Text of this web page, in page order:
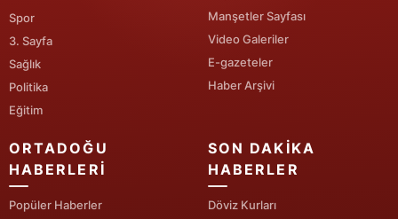
Karaman
Şırnak
Bartın
Spor
3. Sayfa
Sağlık
Politika
Eğitim
Manşetler Sayfası
Video Galeriler
E-gazeteler
Haber Arşivi
ORTADOĞU
HABERLERI
Popüler Haberler
SON DAKIKA
HABERLER
Döviz Kurları